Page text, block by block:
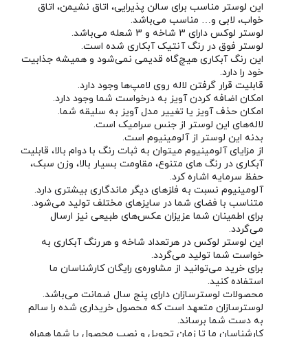
این لوستر مناسب برای سالن پذیرایی، اتاق نشیمن، اتاق
خواب، لابی و… مناسب می‌باشد.
لوستر لوکس دارای 3 شاخه و 3 شعله می‌باشد.
لوستر فوق در رنگ آنتیک آبکاری شده است.
این رنگ آبکاری هیچ‌‌گاه قدیمی نمی‌شود و همیشه جذابیت
خود را دارد.
قابلیت قرار گرفتن لاله روی لامپ‌ها وجود دارد.
امکان اضافه کردن آویز به درخواست شما وجود دارد.
امکان حذف آویز یا تغییر مدل آویز به سلیقه شما.
لاله‌های این لوستر از جنس سرامیک است.
بدنه این لوستر از آلومینیوم است.
از مزایای آلومینیوم میتوان به ثبات رنگ با دوام بالا، قابلیت
آبکاری در رنگ های متنوع، مقاومت بسیار بالا، وزن سبک،
حفظ سرمایه اشاره کرد.
آلومینیوم نسبت به فلزهای دیگر ماندگاری بیشتری دارد.
متناسب با فضای شما در سایزهای مختلف تولید می‌شود.
برای اطمینان شما عزیزان عکس‌های طبیعی نیز ارسال
می‌گردد.
این لوستر لوکس در هرتعداد شاخه و هررنگ آبکاری به
خواست شما تولید می‌گردد.
برای خرید می‌توانید از مشاوره‌ی رایگان کارشناسان ما
استفاده کنید.
محصولات لوسترسازان دارای پنج سال ضمانت می‌باشد.
لوسترسازان متعهد است که محصول خریداری شده را سالم
به دست شما برساند.
کارشناسان ما تا زمان تحویل و نصب محصول با شما همراه